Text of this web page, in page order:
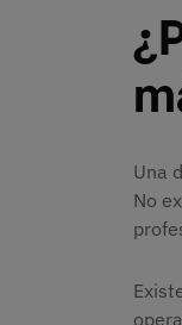
Una
No